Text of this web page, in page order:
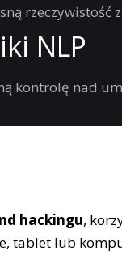
rzeczywistość
NLP
kontrolę nad
hackingu,
tablet lub